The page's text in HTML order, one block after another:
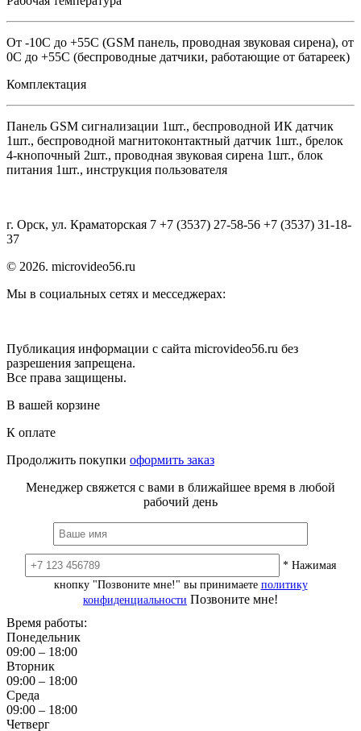
От -10С до +55С (GSM панель, проводная звуковая сирена), от
0C до +55C (беспроводные датчики, работающие от батареек)
Комплектация
Панель GSM сигнализации 1шт., беспроводной ИК датчик
1шт., беспроводной магнитоконтактный датчик 1шт., брелок
4-кнопочный 2шт., проводная звуковая сирена 1шт., блок
питания 1шт., инструкция пользователя
г. Орск, ул. Краматорская 7 +7 (3537) 27-58-56 +7 (3537) 31-18-
37
© 2026. microvideo56.ru
Мы в социальных сетях и месседжерах:
Публикация информации с сайта microvideo56.ru без
разрешения запрещена.
Все права защищены.
В вашей корзине
К оплате
Продолжить покупки оформить заказ
Менеджер свяжется с вами в ближайшее время в любой
рабочий день
* Нажимая
кнопку "Позвоните мне!" вы принимаете политику
конфиденциальности Позвоните мне!
Время работы:
Понедельник
09:00 – 18:00
Вторник
09:00 – 18:00
Среда
09:00 – 18:00
Четверг